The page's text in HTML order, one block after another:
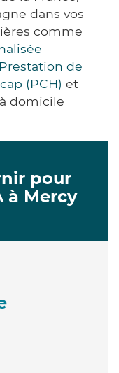
dans vos
comme
Prestation de
(PCH) et
domicile
pour
à Mercy